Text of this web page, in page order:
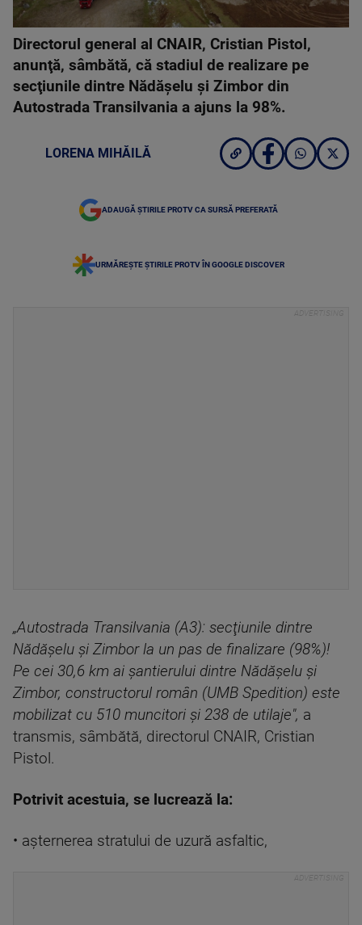
Directorul general al CNAIR, Cristian Pistol,
anunţă, sâmbătă, că stadiul de realizare pe
secţiunile dintre Nădăşelu şi Zimbor din
Autostrada Transilvania a ajuns la 98%.
LORENA MIHĂILĂ
ADAUGĂ ȘTIRILE PROTV CA SURSĂ PREFERATĂ
URMĂREȘTE ȘTIRILE PROTV ÎN GOOGLE DISCOVER
„Autostrada Transilvania (A3): secţiunile dintre
Nădăşelu şi Zimbor la un pas de finalizare (98%)!
Pe cei 30,6 km ai şantierului dintre Nădăşelu şi
Zimbor, constructorul român (UMB Spedition) este
mobilizat cu 510 muncitori şi 238 de utilaje", a
transmis, sâmbătă, directorul CNAIR, Cristian
Pistol.
Potrivit acestuia, se lucrează la:
• aşternerea stratului de uzură asfaltic,